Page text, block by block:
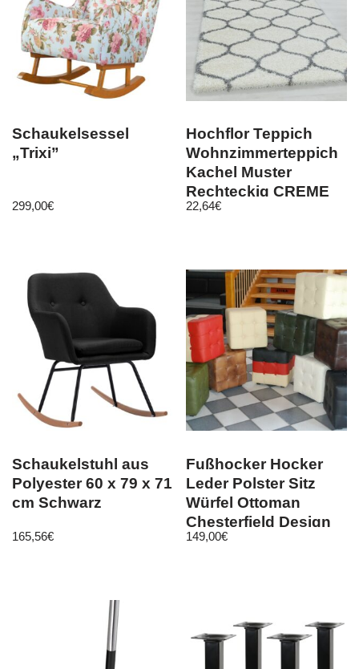
Schaukelsessel
„Trixi”
299,00€
Hochflor Teppich
Wohnzimmerteppich
Kachel Muster
Rechteckig CREME
22,64€
Schaukelstuhl aus
Polyester 60 x 79 x 71
cm Schwarz
165,56€
Fußhocker Hocker
Leder Polster Sitz
Würfel Ottoman
Chesterfield Design
Club Neu
149,00€